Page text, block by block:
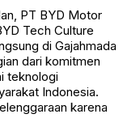
PT BYD Motor
Tech Culture
di Gajahmada
dari komitmen
teknologi
Indonesia.
karena